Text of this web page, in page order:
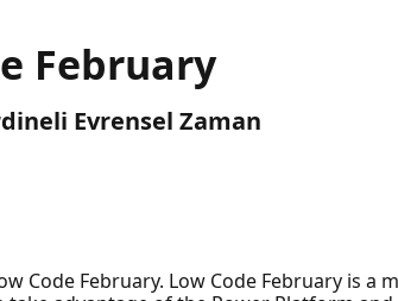
February
Evrensel Zaman
Code February. Low Code February is a